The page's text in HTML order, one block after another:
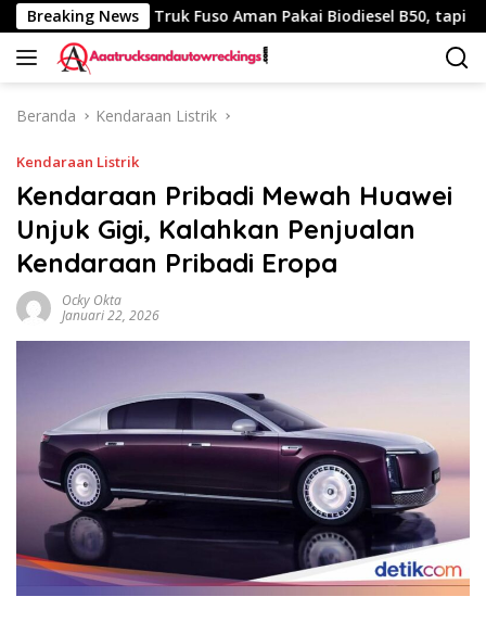
Langsung
ke
konten
Breaking News
Km Truk Fuso Aman Pakai Biodiesel B50, tapi Ada
Beranda Kendaraan Listrik
Kendaraan Listrik
Kendaraan Pribadi Mewah Huawei
Unjuk Gigi, Kalahkan Penjualan
Kendaraan Pribadi Eropa
Ocky Okta
Januari 22, 2026